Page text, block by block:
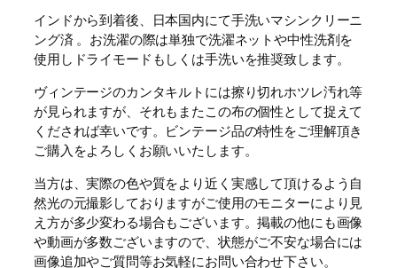
インドから到着後、日本国内にて手洗いマシンクリーニ
ング済 。お洗濯の際は単独で洗濯ネットや中性洗剤を
使用しドライモードもしくは手洗いを推奨致します。
ヴィンテージのカンタキルトには擦り切れホツレ汚れ等
が見られますが、それもまたこの布の個性として捉えて
くだされば幸いです。ビンテージ品の特性をご理解頂き
ご購入をよろしくお願いいたします。
当方は、実際の色や質をより近く実感して頂けるよう自
然光の元撮影しておりますがご使用のモニターにより見
え方が多少変わる場合もございます。掲載の他にも画像
や動画が多数ございますので、状態がご不安な場合には
画像追加やご質問等お気軽にお問い合わせ下さい。